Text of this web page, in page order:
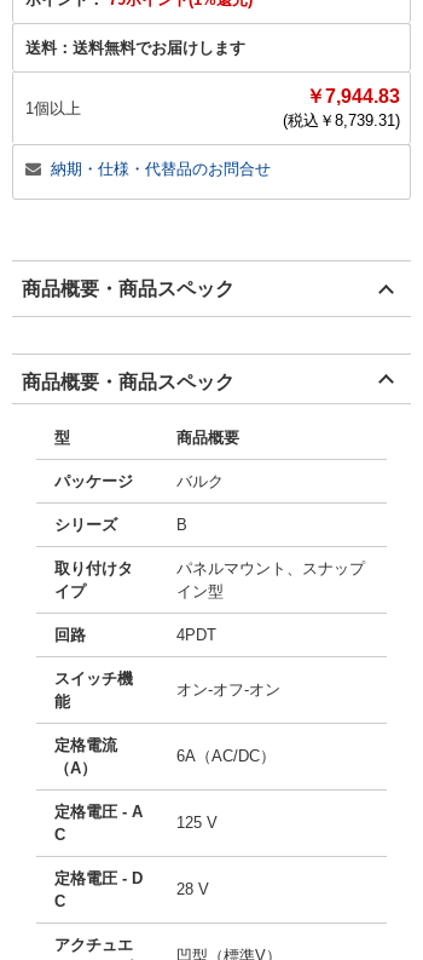
送料： 送料無料でお届けします
1個以上
￥7,944.83
(税込￥ 8,739.31)
納期・仕様・代替品のお問合せ
商品概要・商品スペック
商品概要・商品スペック
型 商品概要
パッケージ バルク
シリーズ B
取り付けタ
イプ
パネルマウント、スナップ
イン型
回路 4PDT
スイッチ機
能
オン-オフ-オン
定格電流
（A）
6A（AC/DC）
定格電圧 - A
C
125 V
定格電圧 - D
C
28 V
アクチュエ
凹型（標準V）